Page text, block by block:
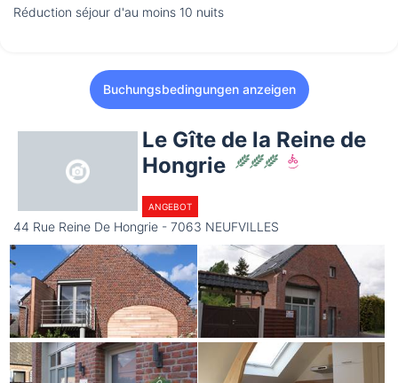
Réduction séjour d'au moins 10 nuits
Buchungsbedingungen anzeigen
Le Gîte de la Reine de
Hongrie
ANGEBOT
44 Rue Reine De Hongrie - 7063 NEUFVILLES